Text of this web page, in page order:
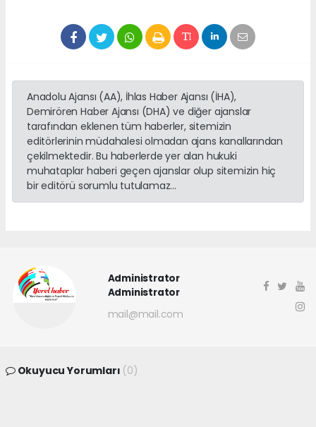
Anadolu Ajansı (AA), İhlas Haber Ajansı (İHA),
Demirören Haber Ajansı (DHA) ve diğer ajanslar
tarafından eklenen tüm haberler, sitemizin
editörlerinin müdahalesi olmadan ajans kanallarından
çekilmektedir. Bu haberlerde yer alan hukuki
muhataplar haberi geçen ajanslar olup sitemizin hiç
bir editörü sorumlu tutulamaz...
Administrator
Administrator
mail@mail.com
Okuyucu Yorumları (0)